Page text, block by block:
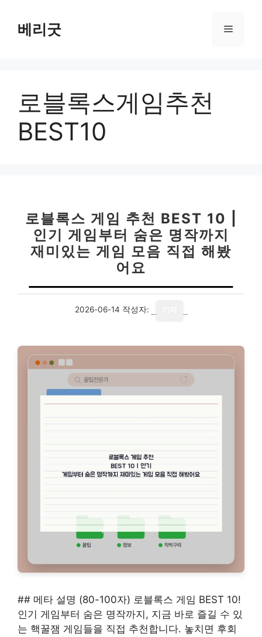
베리굿 메
로블록스게임추천
BEST10
로블록스 게임 추천 BEST 10 |
인기 게임부터 숨은 명작까지
재미있는 게임 모음 직접 해봤
어요
2026-06-14 작성자:
## 메타 설명 (80-100자) 로블록스 게임 BEST 10!
인기 게임부터 숨은 명작까지, 지금 바로 즐길 수 있
는 핵꿀잼 게임들을 직접 추천합니다. 놓치면 후회